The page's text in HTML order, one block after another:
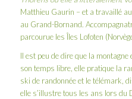
Matthieu Gaurin – et a travaillé
au Grand-Bornand.
parcourue les Îles Lofoten
Il est peu de dire que la
son temps libre, elle pratique la
ski de randonnée et le télémark,
elle s’illustre tous les ans lors du